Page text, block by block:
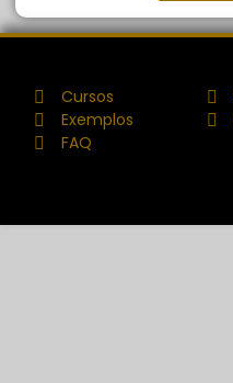
Cursos
Exemplos
FAQ